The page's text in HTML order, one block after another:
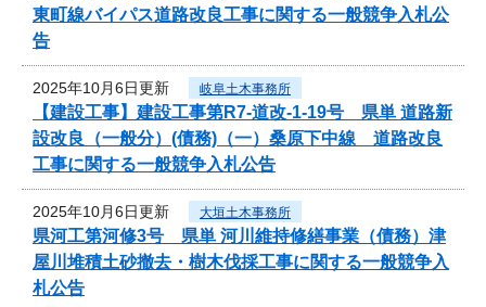
東町線バイパス道路改良工事に関する一般競争入札公
告
2025年10月6日更新 岐阜土木事務所
【建設工事】建設工事第R7-道改-1-19号 県単 道路新
設改良（一般分）(債務)（一）桑原下中線 道路改良
工事に関する一般競争入札公告
2025年10月6日更新 大垣土木事務所
県河工第河修3号 県単 河川維持修繕事業（債務）津
屋川堆積土砂撤去・樹木伐採工事に関する一般競争入
札公告